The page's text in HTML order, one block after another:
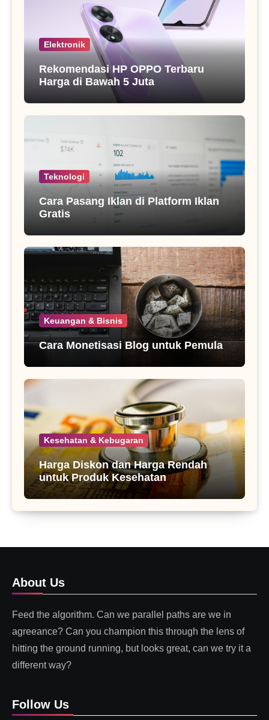
Elektronik
Rekomendasi HP OPPO Terbaru
Harga di Bawah 5 Juta
Teknologi
Cara Pasang Iklan di Platform Iklan
Gratis
Keuangan & Bisnis
Cara Monetisasi Blog untuk Pemula
Kesehatan & Kebugaran
Harga Diskon dan Harga Rendah
untuk Produk Kesehatan
About Us
Feed the algorithm. Can we parallel paths are we in
agreeance? Can you champion this through the lens of
hitting the ground running, but looks great, can we try it a
different way?
Follow Us